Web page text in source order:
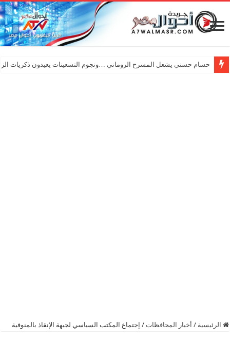
حسام حسني يشعل المسرح الروماني …ونجوم التسعينات يعيدون ذكريات
الرئيسية / أخبار المحافظات / إجتماع المكتب السياسي لجبهة الإنقاذ بالمنوفية